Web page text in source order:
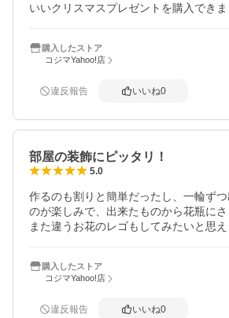
いいクリスマスプレゼントを購入できま
購入したストア
コジマYahoo!店
違反報告 いいね0
部屋の装飾にピッタリ！
5.0
作るのも割りと簡単だったし、一輪ずつ
のが楽しみで、出来たものから花瓶にさ
また違うお花のレゴもしてみたいと思え
購入したストア
コジマYahoo!店
違反報告 いいね0